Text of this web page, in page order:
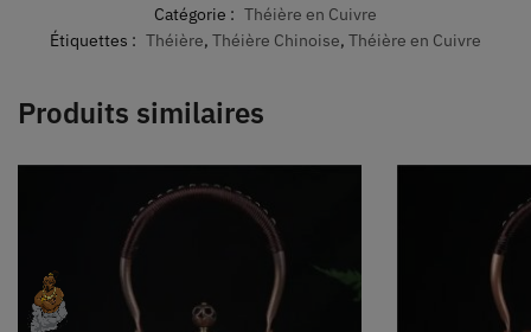
Catégorie : Théière en Cuivre
Étiquettes : Théière, Théière Chinoise, Théière en Cuivre
Produits similaires